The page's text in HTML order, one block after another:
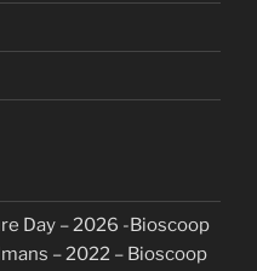
Day – 2026 -Bioscoop
– 2022 – Bioscoop